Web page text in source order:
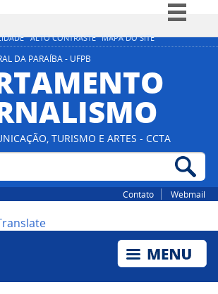
ALTO CONTRASTE MAPA DO SITE
Simplifique!
Participe
Acesso à informação
Legislação
DA PARAÍBA - UFPB
TURISMO E ARTES - CCTA
Contato Webmail